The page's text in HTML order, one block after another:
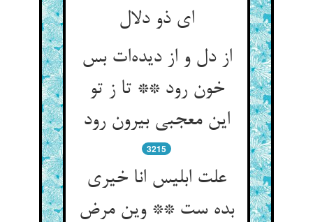
از دل و از دیده‌‌ات بس
خون رود ** تا ز تو
این معجبی بیرون رود
3215
علت ابلیس انا خیری
بده ست ** وین مرض